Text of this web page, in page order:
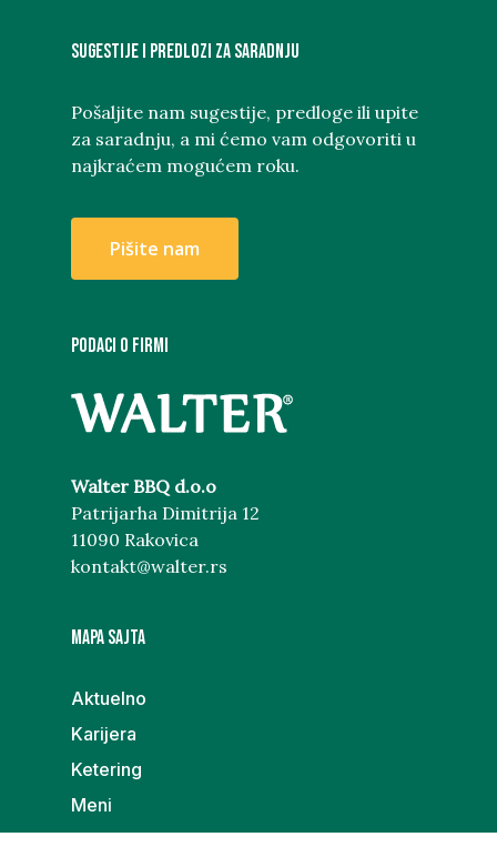
Sugestije i predlozi za saradnju
Pošaljite nam sugestije, predloge ili upite
za saradnju, a mi ćemo vam odgovoriti u
najkraćem mogućem roku.
Pišite nam
PODACI O FIRMI
Walter BBQ d.o.o
Patrijarha Dimitrija 12
11090 Rakovica
kontakt@walter.rs
MAPA SAJTA
Aktuelno
Karijera
Ketering
Meni
Poklon galerija